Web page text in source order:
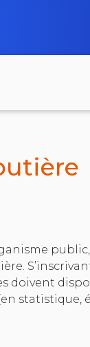
doivent
statistique,